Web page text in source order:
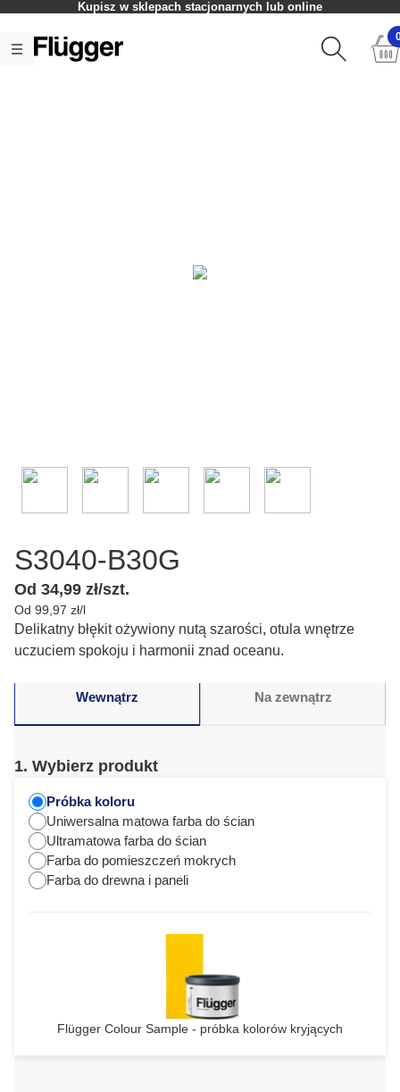
Kupisz w sklepach stacjonarnych lub online
S3040-B30G
Od 34,99 zł/szt.
Od 99,97 zł/l
Delikatny błękit ożywiony nutą szarości, otula wnętrze
uczuciem spokoju i harmonii znad oceanu.
Wewnątrz Na zewnątrz
1. Wybierz produkt
Próbka koloru
Uniwersalna matowa farba do ścian
Ultramatowa farba do ścian
Farba do pomieszczeń mokrych
Farba do drewna i paneli
Flügger Colour Sample - próbka kolorów kryjących